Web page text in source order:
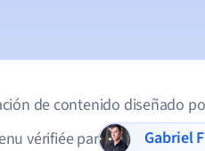
de contenido diseñado
vérifiée par
Gabriel